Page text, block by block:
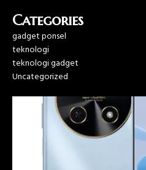
Categories
gadget ponsel
teknologi
teknologi gadget
Uncategorized